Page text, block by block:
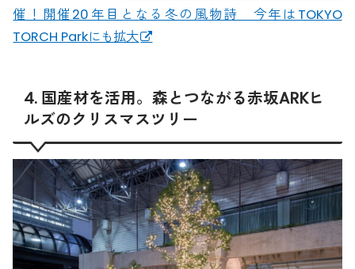
催！開催20年目となる冬の風物詩 今年はTOKYO
TORCH Parkにも拡大
4. 国産材を活用。森とつながる赤坂ARKヒ
ルズのクリスマスツリー